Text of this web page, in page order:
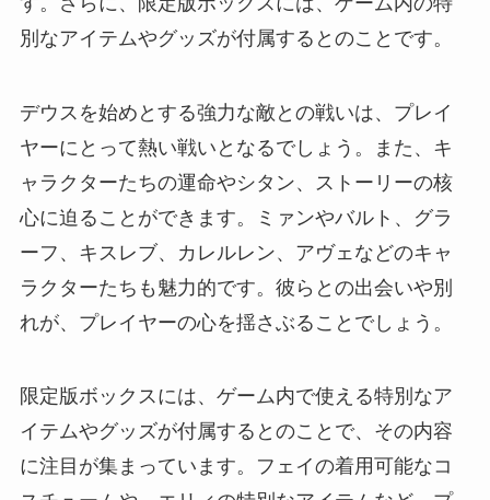
別なアイテムやグッズが付属するとのことです。
デウスを始めとする強力な敵との戦いは、プレイ
ヤーにとって熱い戦いとなるでしょう。また、キ
ャラクターたちの運命やシタン、ストーリーの核
心に迫ることができます。ミァンやバルト、グラ
ーフ、キスレブ、カレルレン、アヴェなどのキャ
ラクターたちも魅力的です。彼らとの出会いや別
れが、プレイヤーの心を揺さぶることでしょう。
限定版ボックスには、ゲーム内で使える特別なア
イテムやグッズが付属するとのことで、その内容
に注目が集まっています。フェイの着用可能なコ